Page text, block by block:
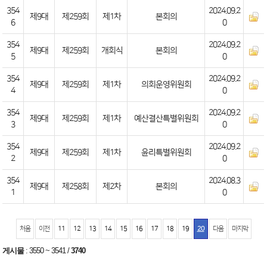
354
6
제9대 제259회 제1차 본회의
2024.09.2
0
354
5
제9대 제259회 개회식 본회의
2024.09.2
0
354
4
제9대 제259회 제1차 의회운영위원회
2024.09.2
0
354
3
제9대 제259회 제1차 예산결산특별위원회
2024.09.2
0
354
2
제9대 제259회 제1차 윤리특별위원회
2024.09.2
0
354
1
제9대 제258회 제2차 본회의
2024.08.3
0
처음 이전 11 12 13 14 15 16 17 18 19 20 다음 마지막
게시물:3550 ~ 3541/3740